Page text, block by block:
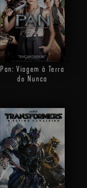
Pan: Viagem à Terra
do Nunca